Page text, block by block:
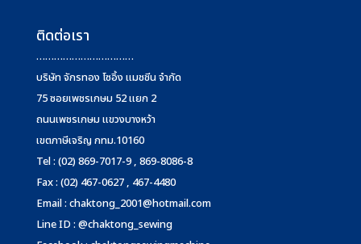
ติดต่อเรา
……………………………
บริษัท จักรทอง โซอิ้ง แมชชีน จำกัด
75 ซอยเพชรเกษม 52 แยก 2
ถนนเพชรเกษม แขวงบางหว้า
เขตภาษีเจริญ กทม.10160
Tel : (02) 869-7017-9 , 869-8086-8
Fax : (02) 467-0627 , 467-4480
Email : chaktong_2001@hotmail.com
Line ID : @chaktong_sewing